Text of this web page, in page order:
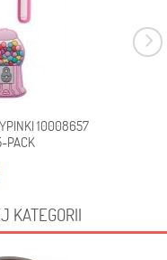
10008657
PACK
KATEGORII